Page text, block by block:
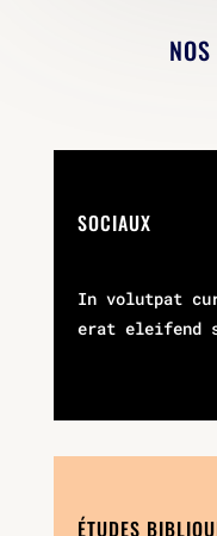
SOCIAUX
In volutpat
erat eleifend
ÉTUDES